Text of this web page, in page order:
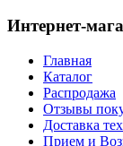
Интернет-
Главная
Каталог
Распродажа
Отзывы
Доставка
Прием и